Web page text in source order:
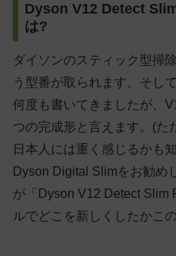
Dyson V12 Detect
は?
ダイソンのスティック型掃
う型番が取られます。そし
何度も書いてきましたが、
つの完成形と言えます。(た
日本人には重く感じるかも
Dyson Digital Slimをお勧め
が「Dyson V12 Detect Slim
ルでどこを新しくしたかこ